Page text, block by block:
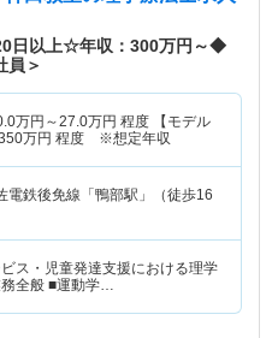
日以上☆年収：300万円～◆
員＞
万円～27.0万円 程度 【モデル
万円 程度 ※想定年収
電鉄後免線「鴨部駅」（徒歩16
ス・児童発達支援における理学
全般 ■運動学…